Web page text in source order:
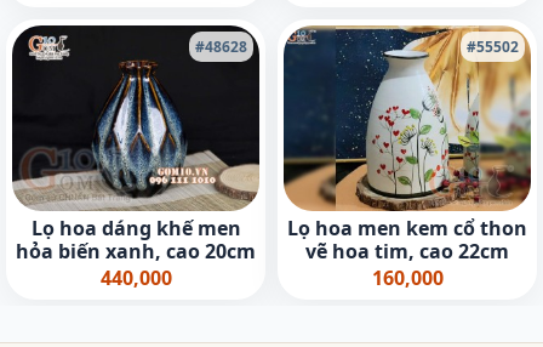
#48628
Lọ hoa dáng khế men
hỏa biến xanh, cao 20cm
440,000
#55502
Lọ hoa men kem cổ thon
vẽ hoa tim, cao 22cm
160,000